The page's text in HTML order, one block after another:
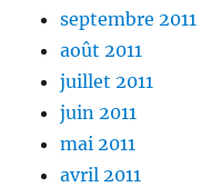
septembre 2011
août 2011
juillet 2011
juin 2011
mai 2011
avril 2011